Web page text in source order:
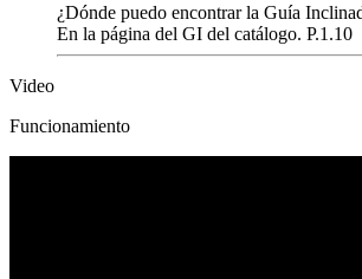
¿Dónde puedo encontrar la Guía
En la página del GI del catálogo. P.1.10
Video
Funcionamiento